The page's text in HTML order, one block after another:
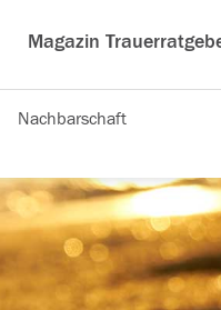
Magazin
Nachbarschaft